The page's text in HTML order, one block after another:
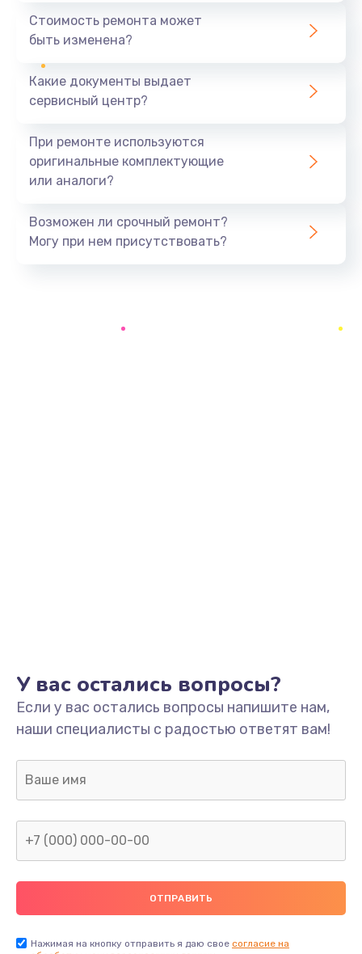
550 руб.
Ремонт экрана
Замена кнопки питания
Заказать
Замена микросхемы NFC
1100 руб.
Заказать
Ремонт или замена флоуметра
2000 руб.
Заказать
Стоимость ремонта может
быть изменена?
Какие документы выдает
сервисный центр?
При ремонте используются
оригинальные комплектующие
или аналоги?
Возможен ли срочный ремонт?
Могу при нем присутствовать?
У вас остались вопросы?
Если у вас остались вопросы напишите нам,
наши специалисты с радостью ответят вам!
Нажимая на кнопку отправить я даю свое согласие на